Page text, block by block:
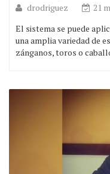
drodriguez
21
El sistema se puede
una amplia variedad de
zánganos, toros o